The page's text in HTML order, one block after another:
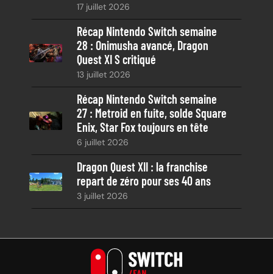
17 juillet 2026
Récap Nintendo Switch semaine
28 : Onimusha avancé, Dragon
Quest XI S critiqué
13 juillet 2026
Récap Nintendo Switch semaine
27 : Metroid en fuite, solde Square
Enix, Star Fox toujours en tête
6 juillet 2026
Dragon Quest XII : la franchise
repart de zéro pour ses 40 ans
3 juillet 2026